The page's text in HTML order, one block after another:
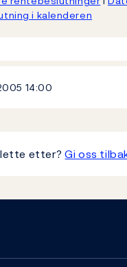
i kalenderen
14:00
lette etter?Gi oss